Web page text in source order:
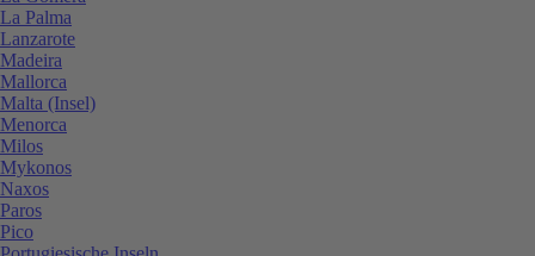
La Palma
Lanzarote
Madeira
Mallorca
Malta (Insel)
Menorca
Milos
Mykonos
Naxos
Paros
Pico